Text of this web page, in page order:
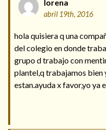
lorena
abril 19th, 2016
hola quisiera q una
del colegio en donde
grupo d trabajo con
plantel,q trabajamos bien
estan.ayuda x favor,yo ya